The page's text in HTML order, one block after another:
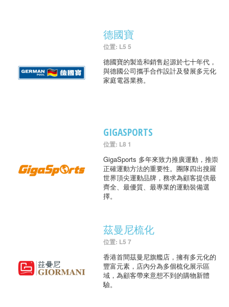
德國寶
位置: L5 5
德國寶的製造和銷售起源於七十年代，
與德國公司攜手合作設計及發展多元化
家庭電器業務。
GIGASPORTS
位置: L8 1
GigaSports 多年來致力推廣運動，推崇
正確運動方法的重要性。團隊四出搜羅
世界頂尖運動品牌，務求為顧客提供最
齊全、最優質、最專業的運動裝備選
擇。
茲曼尼梳化
位置: L5 7
香港首間茲曼尼旗艦店，擁有多元化的
豐富元素，店內分為多個梳化展示區
域，為顧客帶來意想不到的購物新體
驗。